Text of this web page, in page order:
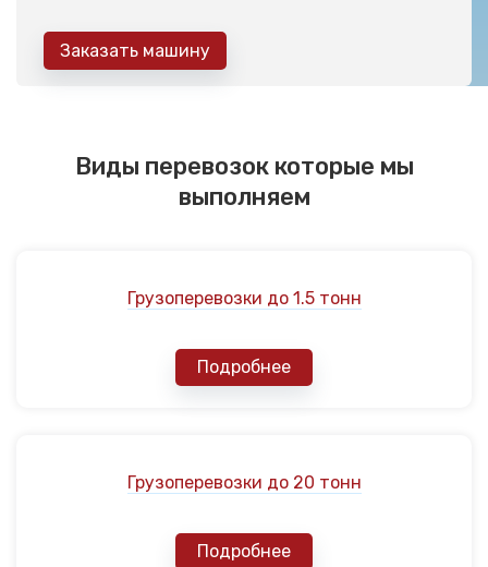
Заказать машину
Виды перевозок которые мы
выполняем
Грузоперевозки до 1.5 тонн
Подробнее
Грузоперевозки до 20 тонн
Подробнее